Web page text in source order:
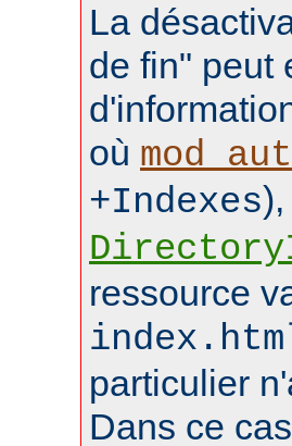
La
de fin" peut
où
+Indexes
ressource
particulier
Dans ce